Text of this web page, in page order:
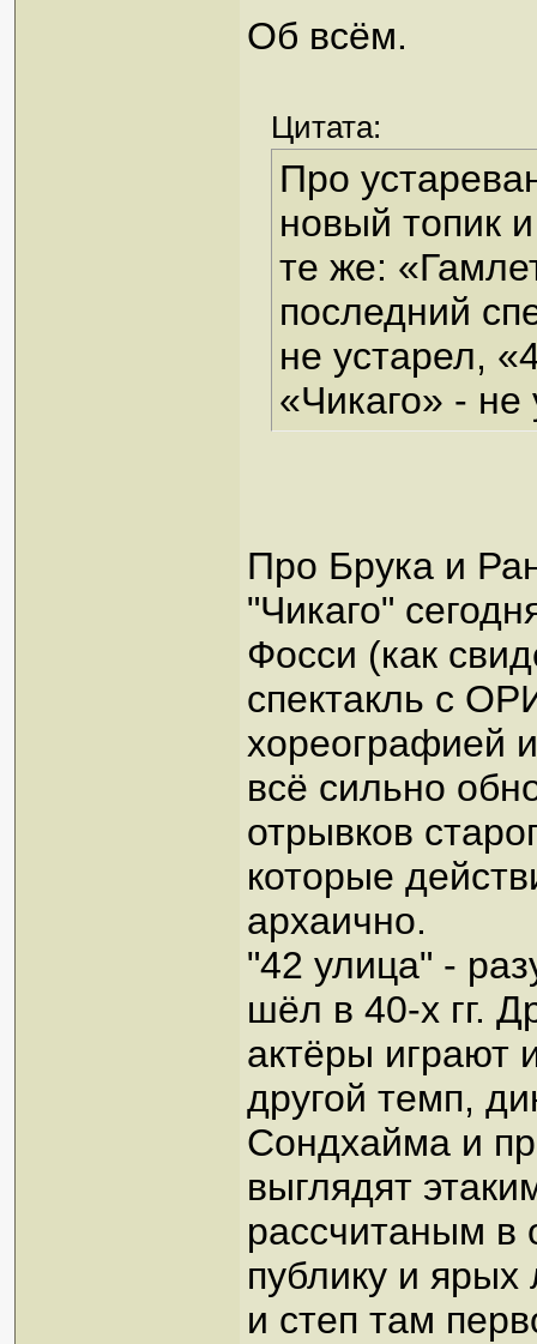
Об всём.
Цитата:
Про
новый топик
те же:
последний
не устарел,
«Чикаго» - не
Про Брука и
"Чикаго"
Фосси (как
спектакль с
хореографией
всё сильно
отрывков
которые
архаично.
"42 улица" -
шёл в 40-х гг.
актёры играют
другой темп,
Сондхайма и
выглядят
рассчитаным в
публику и
и степ там